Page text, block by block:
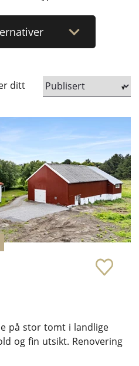
ditt
på stor tomt i landlige
og fin utsikt. Renovering